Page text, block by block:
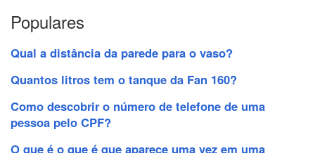
Populares
Qual a distância da parede para o vaso?
Quantos litros tem o tanque da Fan 160?
Como descobrir o número de telefone de uma
pessoa pelo CPF?
O que é o que é que aparece uma vez em uma